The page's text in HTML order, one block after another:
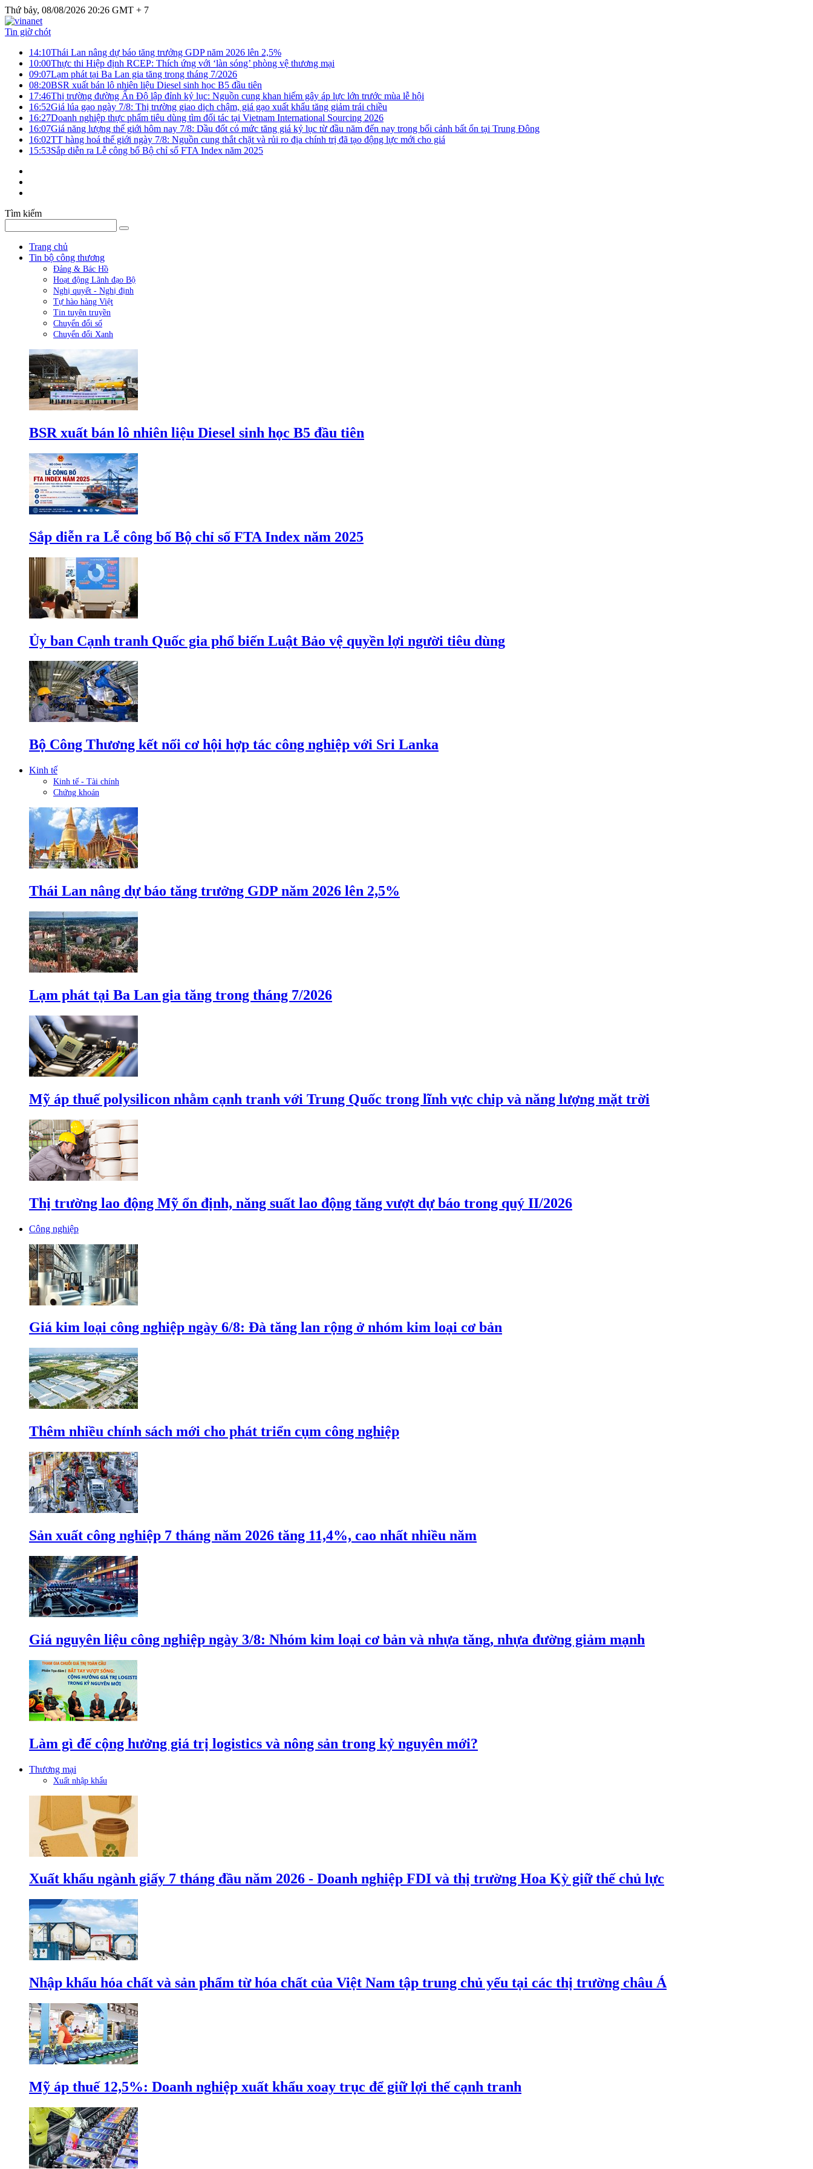
Thứ bảy, 08/08/2026 20:26 GMT + 7
Tin giờ chót
14:10Thái Lan nâng dự báo tăng trưởng GDP năm 2026 lên 2,5%
10:00Thực thi Hiệp định RCEP: Thích ứng với ‘làn sóng’ phòng vệ thương mại
09:07Lạm phát tại Ba Lan gia tăng trong tháng 7/2026
08:20BSR xuất bán lô nhiên liệu Diesel sinh học B5 đầu tiên
17:46Thị trường đường Ấn Độ lập đỉnh kỷ lục: Nguồn cung khan hiếm gây áp lực lớn trước mùa lễ hội
16:52Giá lúa gạo ngày 7/8: Thị trường giao dịch chậm, giá gạo xuất khẩu tăng giảm trái chiều
16:27Doanh nghiệp thực phẩm tiêu dùng tìm đối tác tại Vietnam International Sourcing 2026
16:07Giá năng lượng thế giới hôm nay 7/8: Dầu đốt có mức tăng giá kỷ lục từ đầu năm đến nay trong bối cảnh bất ổn tại Trung Đông
16:02TT hàng hoá thế giới ngày 7/8: Nguồn cung thắt chặt và rủi ro địa chính trị đã tạo động lực mới cho giá
15:53Sắp diễn ra Lễ công bố Bộ chỉ số FTA Index năm 2025
Tìm kiếm
Trang chủ
Tin bộ công thương
Đảng & Bác Hồ
Hoạt động Lãnh đạo Bộ
Nghị quyết - Nghị định
Tự hào hàng Việt
Tin tuyên truyền
Chuyển đổi số
Chuyển đổi Xanh
BSR xuất bán lô nhiên liệu Diesel sinh học B5 đầu tiên
Sắp diễn ra Lễ công bố Bộ chỉ số FTA Index năm 2025
Ủy ban Cạnh tranh Quốc gia phổ biến Luật Bảo vệ quyền lợi người tiêu dùng
Bộ Công Thương kết nối cơ hội hợp tác công nghiệp với Sri Lanka
Kinh tế
Kinh tế - Tài chính
Chứng khoán
Thái Lan nâng dự báo tăng trưởng GDP năm 2026 lên 2,5%
Lạm phát tại Ba Lan gia tăng trong tháng 7/2026
Mỹ áp thuế polysilicon nhằm cạnh tranh với Trung Quốc trong lĩnh vực chip và năng lượng mặt trời
Thị trường lao động Mỹ ổn định, năng suất lao động tăng vượt dự báo trong quý II/2026
Công nghiệp
Giá kim loại công nghiệp ngày 6/8: Đà tăng lan rộng ở nhóm kim loại cơ bản
Thêm nhiều chính sách mới cho phát triển cụm công nghiệp
Sản xuất công nghiệp 7 tháng năm 2026 tăng 11,4%, cao nhất nhiều năm
Giá nguyên liệu công nghiệp ngày 3/8: Nhóm kim loại cơ bản và nhựa tăng, nhựa đường giảm mạnh
Làm gì để cộng hưởng giá trị logistics và nông sản trong kỷ nguyên mới?
Thương mại
Xuất nhập khẩu
Xuất khẩu ngành giấy 7 tháng đầu năm 2026 - Doanh nghiệp FDI và thị trường Hoa Kỳ giữ thế chủ lực
Nhập khẩu hóa chất và sản phẩm từ hóa chất của Việt Nam tập trung chủ yếu tại các thị trường châu Á
Mỹ áp thuế 12,5%: Doanh nghiệp xuất khẩu xoay trục để giữ lợi thế cạnh tranh